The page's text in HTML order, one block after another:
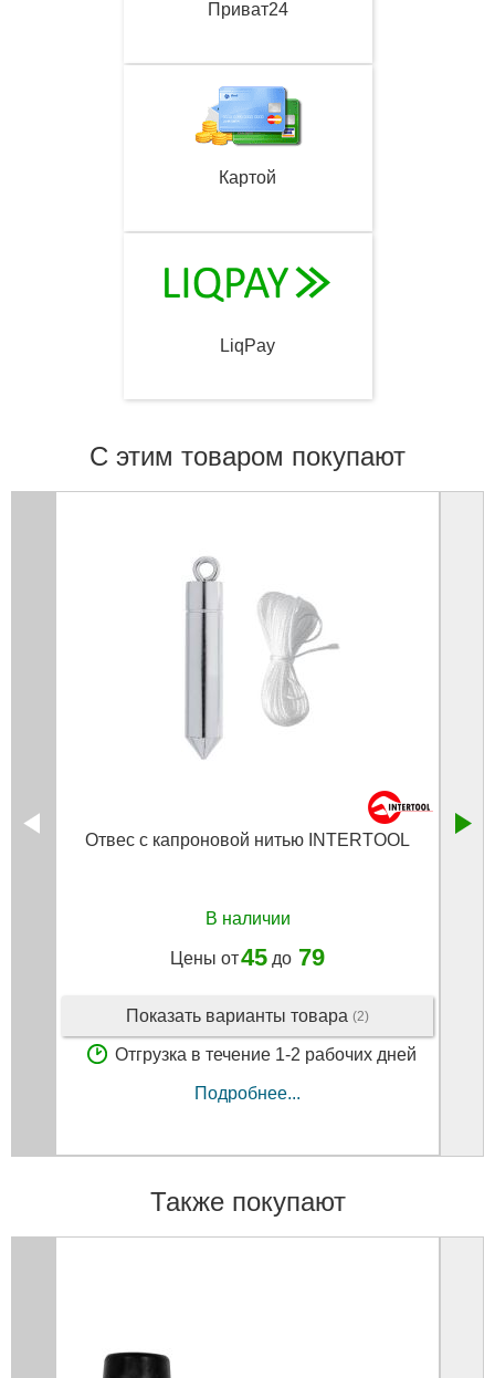
Приват24
Картой
LiqPay
С этим товаром покупают
Отвес с капроновой нитью INTERTOOL
В наличии
Цены от45 до 79
Показать варианты товара (2)
Отгрузка в течение 1-2 рабочих дней
Подробнее...
Также покупают